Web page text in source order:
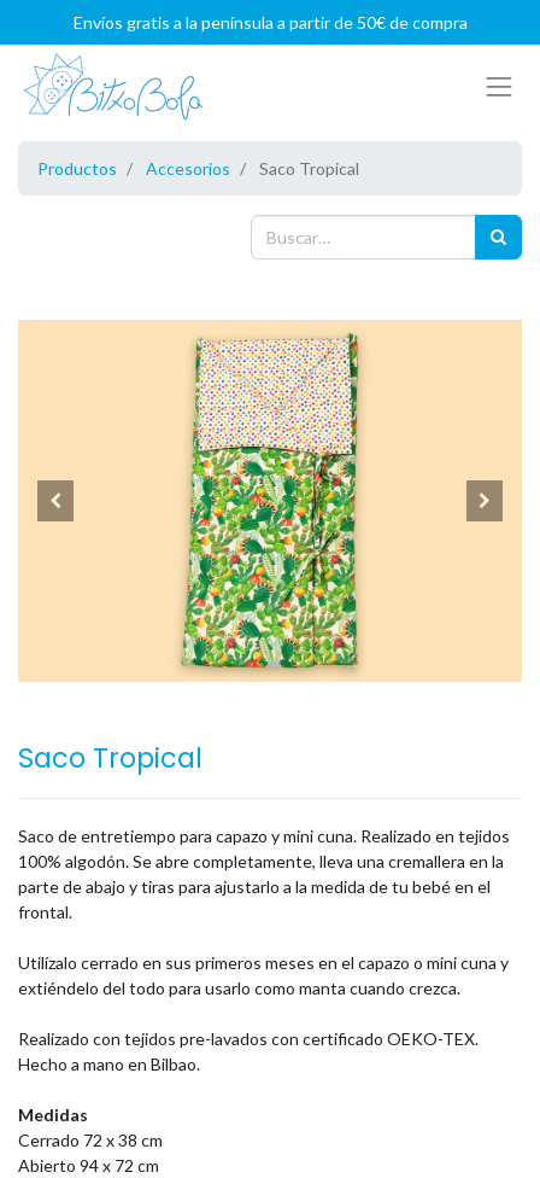
Envíos gratis a la península a partir de 50€ de compra
Productos Accesorios Saco Tropical
Saco Tropical
Saco de entretiempo para capazo y mini cuna. Realizado en tejidos
100% algodón. Se abre completamente, lleva una cremallera en la
parte de abajo y tiras para ajustarlo a la medida de tu bebé en el
frontal.
Utilízalo cerrado en sus primeros meses en el capazo o mini cuna y
extiéndelo del todo para usarlo como manta cuando crezca.
Realizado con tejidos pre-lavados con certificado OEKO-TEX.
Hecho a mano en Bilbao.
Medidas
Cerrado 72 x 38 cm
Abierto 94 x 72 cm